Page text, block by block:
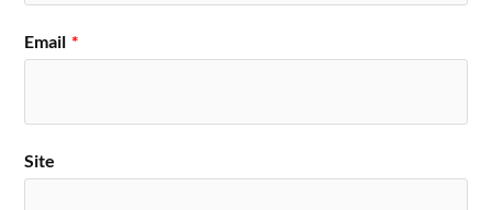
Email *
Site